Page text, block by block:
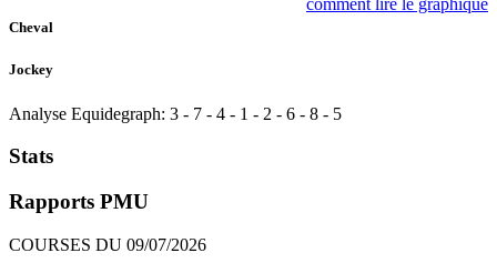
comment lire le graphique
Cheval
Jockey
Analyse Equidegraph: 3 - 7 - 4 - 1 - 2 - 6 - 8 - 5
Stats
Rapports PMU
COURSES DU 09/07/2026